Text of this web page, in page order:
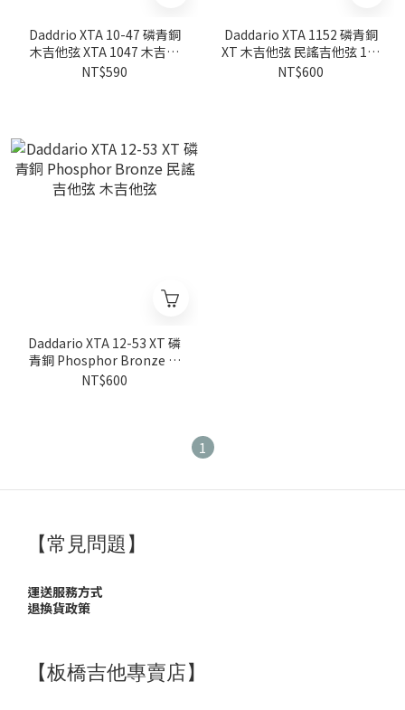
Daddrio XTA 10-47 磷青銅
木吉他弦 XTA 1047 木吉他
弦
NT$590
Daddario XTA 1152 磷青銅
XT 木吉他弦 民謠吉他弦 11-
52
NT$600
Daddario XTA 12-53 XT 磷
青銅 Phosphor Bronze 民
謠吉他弦 木吉他弦
NT$600
1
【常見問題】
運送服務方式
退換貨政策
【板橋吉他專賣店】